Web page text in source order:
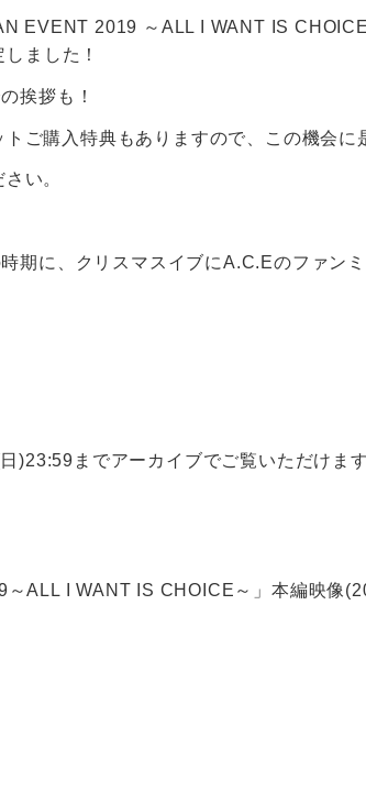
EVENT 2019 ～ALL I WANT IS
ました！
挨拶も！
ご購入特典もありますので、この機会に
い。
期に、クリスマスイブにA.C.Eのファン
)23:59までアーカイブでご覧いただけます
～ALL I WANT IS CHOICE～」本編映像